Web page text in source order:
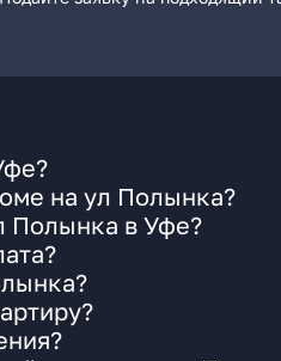
на ул Полынка?
Полынка в Уфе?